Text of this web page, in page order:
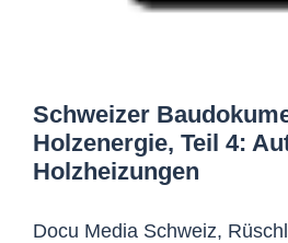
Schweizer
Holzenergie, Teil 4:
Holzheizungen
Docu Media Schweiz,